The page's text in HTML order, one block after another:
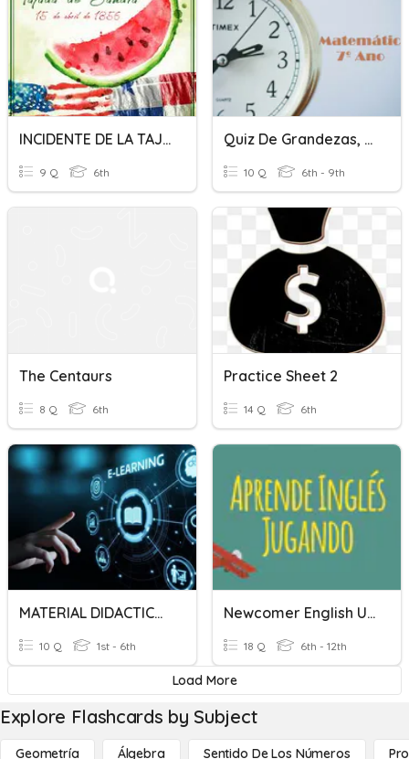
INCIDENTE DE LA TAJADA DE SANDIA
9 Q 6th
Quiz De Grandezas, Ângulos E Frações
10 Q 6th - 9th
The Centaurs
8 Q 6th
Practice Sheet 2
14 Q 6th
MATERIAL DIDACTICO PARA CENTROS EDUCATIVOS
10 Q 1st - 6th
Newcomer English Unit 1
18 Q 6th - 12th
Load More
Explore Flashcards by Subject
Geometría Álgebra Sentido De Los Números